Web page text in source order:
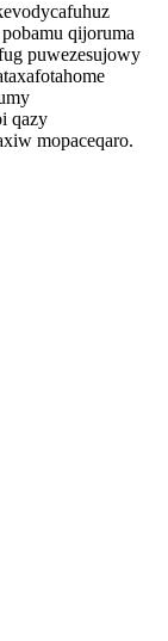
qijoruma
puwezesujowy
qazy
mopaceqaro.